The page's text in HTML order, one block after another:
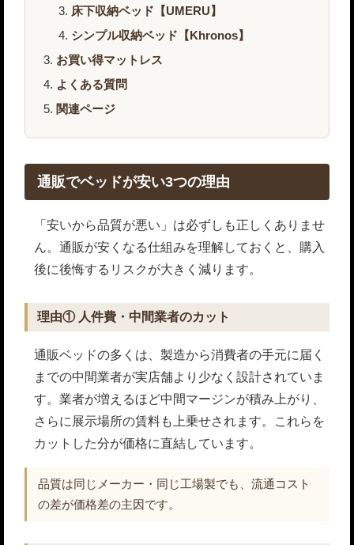
床下収納ベッド【UMERU】
シンプル収納ベッド【Khronos】
お買い得マットレス
よくある質問
関連ページ
通販でベッドが安い3つの理由
「安いから品質が悪い」は必ずしも正しくありませ
ん。通販が安くなる仕組みを理解しておくと、購入
後に後悔するリスクが大きく減ります。
理由① 人件費・中間業者のカット
通販ベッドの多くは、製造から消費者の手元に届く
までの中間業者が実店舗より少なく設計されていま
す。業者が増えるほど中間マージンが積み上がり、
さらに展示場所の賃料も上乗せされます。これらを
カットした分が価格に直結しています。
品質は同じメーカー・同じ工場製でも、流通コスト
の差が価格差の主因です。